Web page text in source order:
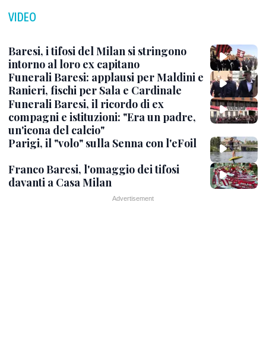
VIDEO
Baresi, i tifosi del Milan si stringono
intorno al loro ex capitano
Funerali Baresi: applausi per Maldini e
Ranieri, fischi per Sala e Cardinale
Funerali Baresi, il ricordo di ex
compagni e istituzioni: "Era un padre,
un'icona del calcio"
Parigi, il "volo" sulla Senna con l'eFoil
Franco Baresi, l'omaggio dei tifosi
davanti a Casa Milan